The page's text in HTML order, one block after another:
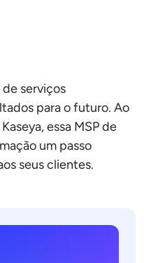
serviços
para o futuro. Ao
essa MSP de
um passo
seus clientes.